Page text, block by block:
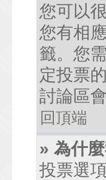
您可以
您有相
籤。您
定投票
討論區
回頂端
» 為什
投票選